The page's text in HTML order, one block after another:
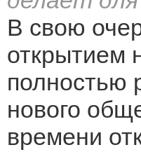
В свою
открытием
полностью
нового
времени